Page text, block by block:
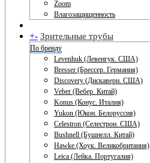
Zoom
Влагозащищенность
+- Зрительные трубы
По бренду
Levenhuk (Левенгук. США)
Bresser (Брессер. Германия)
Discovery (Дискавери. США)
Veber (Вебер. Китай)
Konus (Конус. Италия)
Yukon (Юкон. Белоруссия)
Celestron (Селестрон. США)
Bushnell (Бушнелл. Китай)
Hawke (Хоук. Великобритания)
Leica (Лейка. Португалия)